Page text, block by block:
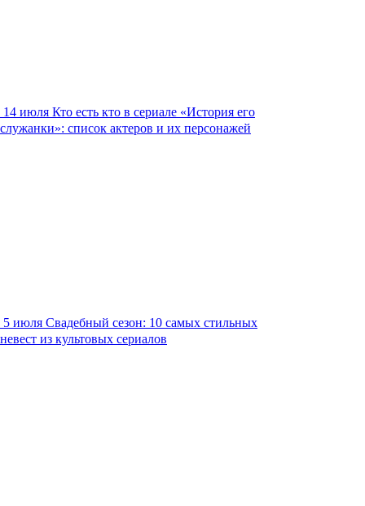
14 июля Кто есть кто в сериале «История его
служанки»: список актеров и их персонажей
5 июля Свадебный сезон: 10 самых стильных
невест из культовых сериалов